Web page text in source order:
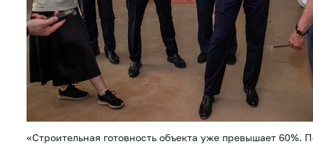
«Строительная готовность объекта уже превышает 60%.